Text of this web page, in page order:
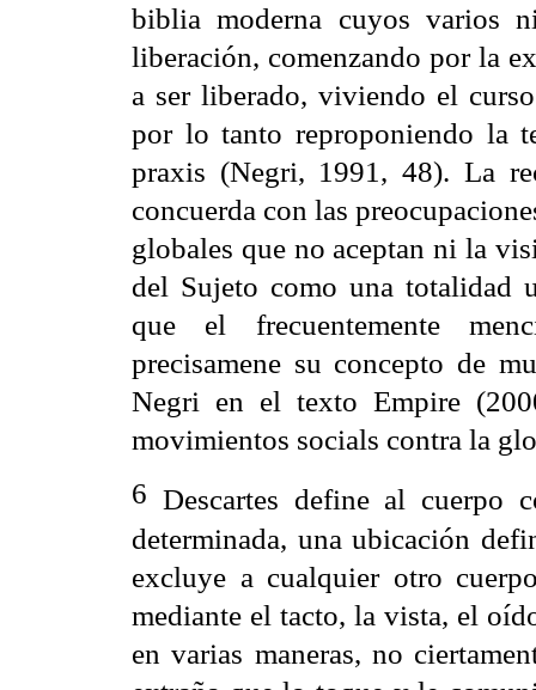
biblia moderna cuyos varios
liberación, comenzando por la
a ser liberado, viviendo el
por lo tanto reproponiendo la
praxis (Negri, 1991, 48). La
concuerda con las
globales que no aceptan ni la
del Sujeto como una totalidad
que el frecuentemente
precisamene su concepto de
Negri en el texto Empire
movimientos socials contra la
6 Descartes define al cuerpo
determinada, una ubicación
excluye a cualquier otro
mediante el tacto, la vista, el
en varias maneras, no